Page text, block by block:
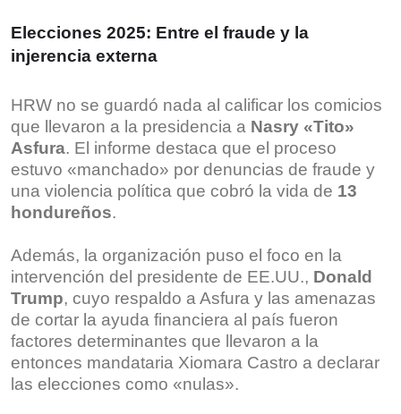
Elecciones 2025: Entre el fraude y la
injerencia externa
HRW no se guardó nada al calificar los comicios
que llevaron a la presidencia a Nasry «Tito»
Asfura. El informe destaca que el proceso
estuvo «manchado» por denuncias de fraude y
una violencia política que cobró la vida de 13
hondureños.
Además, la organización puso el foco en la
intervención del presidente de EE.UU., Donald
Trump, cuyo respaldo a Asfura y las amenazas
de cortar la ayuda financiera al país fueron
factores determinantes que llevaron a la
entonces mandataria Xiomara Castro a declarar
las elecciones como «nulas».